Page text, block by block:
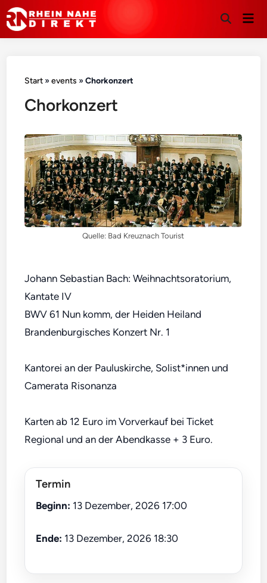
Suche
Start »events »Chorkonzert
Chorkonzert
Quelle: Bad Kreuznach Tourist
Johann Sebastian Bach: Weihnachtsoratorium,
Kantate IV
BWV 61 Nun komm, der Heiden Heiland
Brandenburgisches Konzert Nr. 1
Kantorei an der Pauluskirche, Solist*innen und
Camerata Risonanza
Karten ab 12 Euro im Vorverkauf bei Ticket
Regional und an der Abendkasse + 3 Euro.
Termin
Beginn: 13 Dezember, 2026 17:00
Ende: 13 Dezember, 2026 18:30